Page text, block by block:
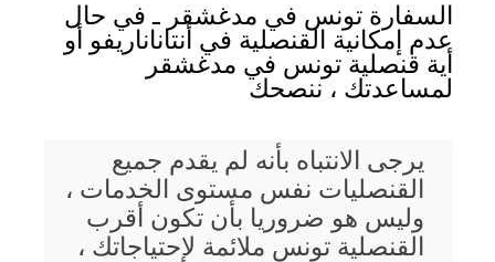
السفارة تونس في مدغشقر ـ في حال
عدم إمكانية القنصلية في أنتاناناريفو أو
أية قنصلية تونس في مدغشقر
لمساعدتك ، ننصحك
يرجى الانتباه بأنه لم يقدم جميع
القنصليات نفس مستوى الخدمات ،
وليس هو ضروريا بأن تكون أقرب
القنصلية تونس ملائمة لإحتياجاتك ،